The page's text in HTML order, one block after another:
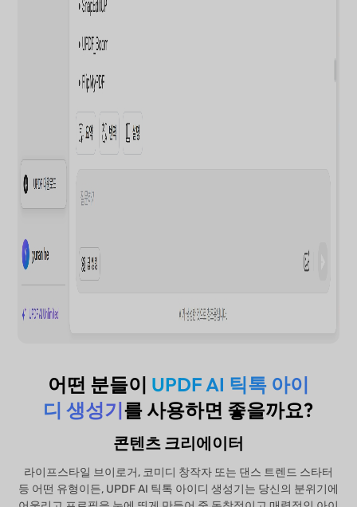
어떤 분들이 UPDF AI 틱톡 아이
디 생성기를 사용하면 좋을까요?
콘텐츠 크리에이터
라이프스타일 브이로거, 코미디 창작자 또는 댄스 트렌드 스타터
등 어떤 유형이든, UPDF AI 틱톡 아이디 생성기는 당신의 분위기에